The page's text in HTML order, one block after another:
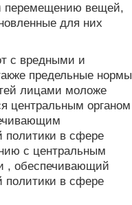
перемещению вещей,
для них
с вредными и
предельные нормы
лицами моложе
центральным органом
политики в сфере
с центральным
, обеспечивающий
политики в сфере